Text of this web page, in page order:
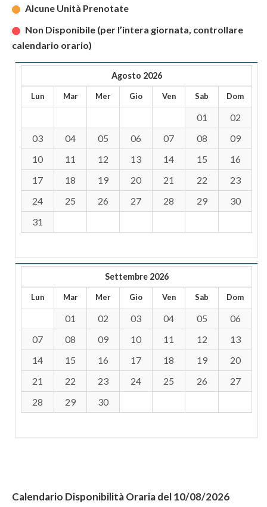
Alcune Unità Prenotate
Non Disponibile (per l’intera giornata, controllare
calendario orario)
Agosto 2026
Lun Mar Mer Gio Ven Sab Dom
01
02
03
04 05 06 07 08
09
10
11 12 13 14 15
16
17
18 19 20 21 22
23
24
25 26 27 28 29
30
31
Settembre 2026
Lun Mar Mer Gio Ven Sab Dom
01 02 03 04 05
06
07
08 09 10 11 12
13
14
15 16 17 18 19
20
21
22 23 24 25 26
27
28
29 30
Calendario Disponibilità Oraria del 10/08/2026